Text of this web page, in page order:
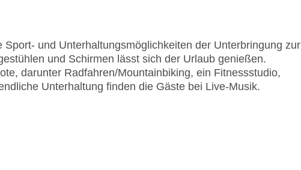
und Unterhaltungsmöglichkeiten der Unterbringung zur
und Schirmen lässt sich der Urlaub genießen.
darunter Radfahren/Mountainbiking, ein Fitnessstudio,
Unterhaltung finden die Gäste bei Live-Musik.